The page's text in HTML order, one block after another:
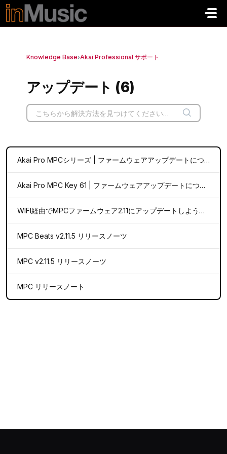
メインコンテンツに移動
Knowledge Base›Akai Professional サポート
アップデート (6)
Akai Pro MPCシリーズ | ファームウェアアップデートについて
Akai Pro MPC Key 61 | ファームウェアアップデートについて
WIFI経由でMPCファームウェア2.11にアップデートしようとすると、"You are running the latest version of MPC "というエラーメッセージが表示される時の対処法
MPC Beats v2.11.5 リリースノーツ
MPC v2.11.5 リリースノーツ
MPC リリースノート